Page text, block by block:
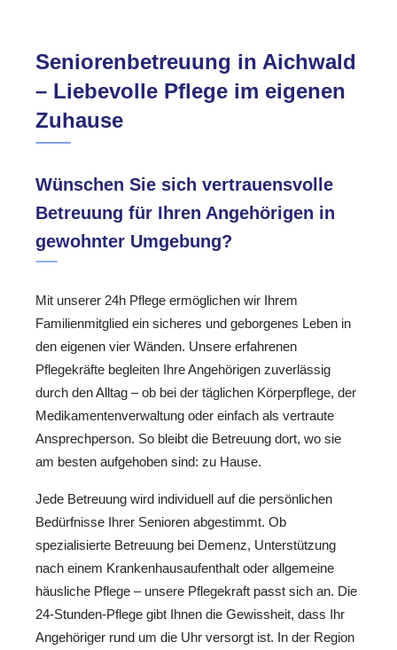
Seniorenbetreuung in Aichwald
– Liebevolle Pflege im eigenen
Zuhause
Wünschen Sie sich vertrauensvolle
Betreuung für Ihren Angehörigen in
gewohnter Umgebung?
Mit unserer 24h Pflege ermöglichen wir Ihrem
Familienmitglied ein sicheres und geborgenes Leben in
den eigenen vier Wänden. Unsere erfahrenen
Pflegekräfte begleiten Ihre Angehörigen zuverlässig
durch den Alltag – ob bei der täglichen Körperpflege, der
Medikamentenverwaltung oder einfach als vertraute
Ansprechperson. So bleibt die Betreuung dort, wo sie
am besten aufgehoben sind: zu Hause.
Jede Betreuung wird individuell auf die persönlichen
Bedürfnisse Ihrer Senioren abgestimmt. Ob
spezialisierte Betreuung bei Demenz, Unterstützung
nach einem Krankenhausaufenthalt oder allgemeine
häusliche Pflege – unsere Pflegekraft passt sich an. Die
24-Stunden-Pflege gibt Ihnen die Gewissheit, dass Ihr
Angehöriger rund um die Uhr versorgt ist. In der Region